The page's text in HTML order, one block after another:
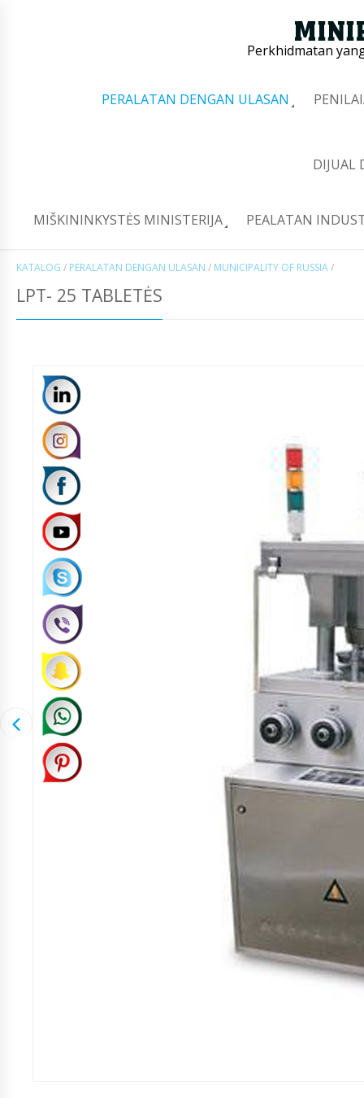
Perkhidmatan
PERALATAN DENGAN ULASAN
DIJUAL
MIŠKININKYSTĖS MINISTERIJA PEALATAN
KATALOG / PERALATAN DENGAN ULASAN / MUNICIPALITY OF RUSSIA/
LPT- 25 TABLETĖS